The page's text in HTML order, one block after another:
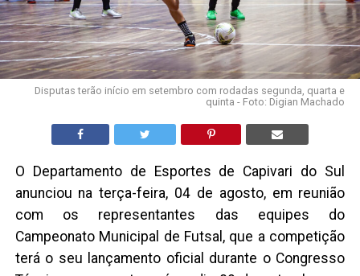
Disputas terão início em setembro com rodadas segunda, quarta e
quinta - Foto: Digian Machado
O Departamento de Esportes de Capivari do Sul
anunciou na terça-feira, 04 de agosto, em reunião
com os representantes das equipes do
Campeonato Municipal de Futsal, que a competição
terá o seu lançamento oficial durante o Congresso